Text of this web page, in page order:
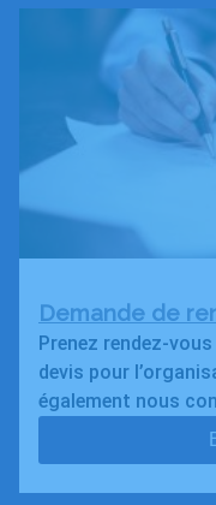
Demande de
Prenez rendez-
devis pour
également nous